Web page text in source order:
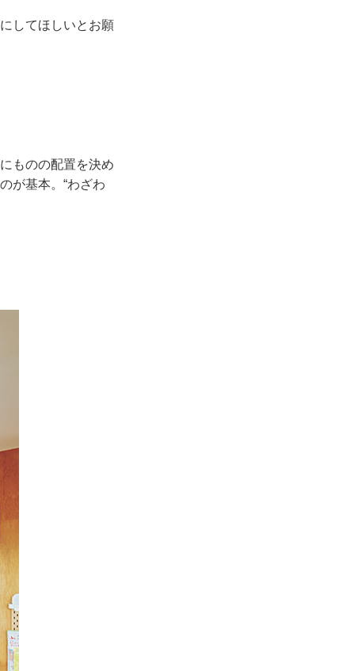
してほしいとお願
ものの配置を決め
が基本。“わざわ